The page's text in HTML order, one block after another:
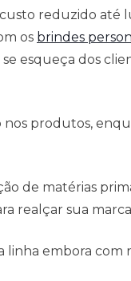
reduzido
os brindes
esqueça dos
produtos,
de matérias
realçar sua
linha embora